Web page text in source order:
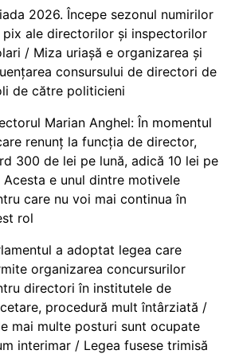
2026. Începe sezonul numirilor
pix ale directorilor și inspectorilor
/ Miza uriașă e organizarea și
consursului de directori de
de către politicieni
Marian Anghel: În momentul
renunț la funcția de director,
300 de lei pe lună, adică 10 lei pe
Acesta e unul dintre motivele
care nu voi mai continua în
rol
a adoptat legea care
organizarea concursurilor
directori în institutele de
procedură mult întârziată /
mai multe posturi sunt ocupate
interimar / Legea fusese trimisă